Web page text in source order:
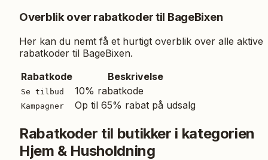
Overblik over rabatkoder til BageBixen
Her kan du nemt få et hurtigt overblik over alle aktive
rabatkoder til BageBixen.
Rabatkode
Beskrivelse
Se tilbud 10% rabatkode
Kampagner Op til 65% rabat på udsalg
Rabatkoder til butikker i kategorien
Hjem & Husholdning